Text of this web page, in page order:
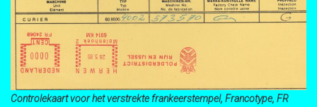
Controlekaart voor het verstrekte frankeerstempel, Francotype, FR